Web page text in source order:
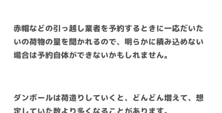
赤帽などの引っ越し業者を予約するときに一応だいた
いの荷物の量を聞かれるので、明らかに積み込めない
場合は予約自体ができないかもしれません。
ダンボールは荷造りしていくと、どんどん増えて、想